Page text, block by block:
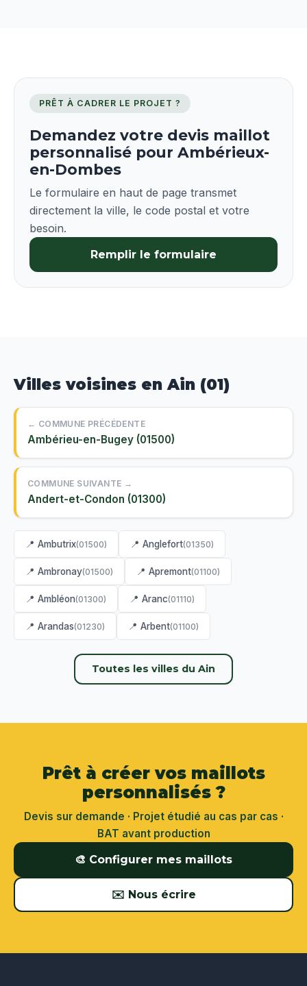
PRÊT À CADRER LE PROJET ?
Demandez votre devis maillot
personnalisé pour Ambérieux-
en-Dombes
Le formulaire en haut de page transmet
directement la ville, le code postal et votre
besoin.
Remplir le formulaire
Villes voisines en Ain (01)
← COMMUNE PRÉCÉDENTE
Ambérieu-en-Bugey (01500)
COMMUNE SUIVANTE →
Andert-et-Condon (01300)
📍 Ambutrix(01500) 📍 Anglefort(01350)
📍 Ambronay(01500) 📍 Apremont(01100)
📍 Ambléon(01300) 📍 Aranc(01110)
📍 Arandas(01230) 📍 Arbent(01100)
Toutes les villes du Ain
Prêt à créer vos maillots
personnalisés ?
Devis sur demande · Projet étudié au cas par cas ·
BAT avant production
🎨 Configurer mes maillots
✉️ Nous écrire